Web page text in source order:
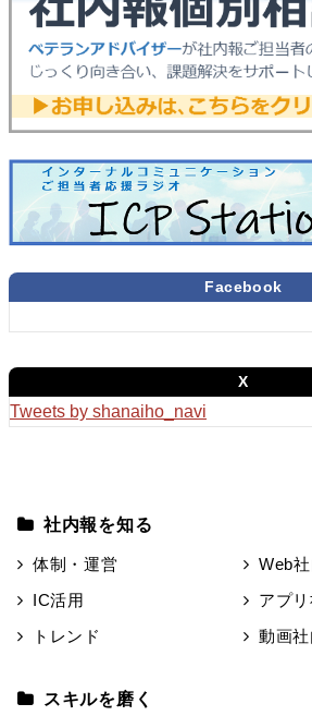
Facebook
X
Tweets by shanaiho_navi
社内報を知る
体制・運営
IC活用
トレンド
Web
アプ
動画
スキルを磨く